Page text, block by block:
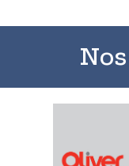
Nos